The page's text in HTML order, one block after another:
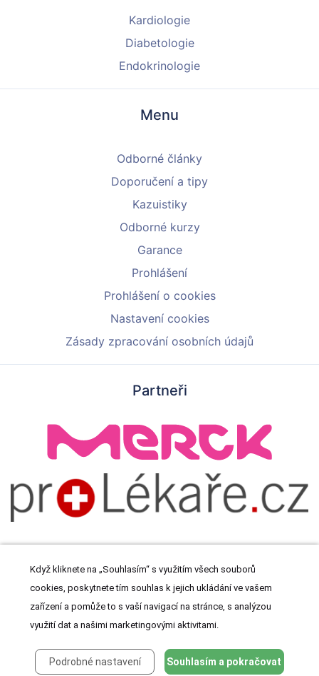
Kardiologie
Diabetologie
Endokrinologie
Menu
Odborné články
Doporučení a tipy
Kazuistiky
Odborné kurzy
Garance
Prohlášení
Prohlášení o cookies
Nastavení cookies
Zásady zpracování osobních údajů
Partneři
© 2026 Meditorial s.r.o. Všechna práva vyhrazena.
Když kliknete na „Souhlasím“ s využitím všech souborů
cookies, poskytnete tím souhlas k jejich ukládání ve vašem
zařízení a pomůže to s vaší navigací na stránce, s analýzou
využití dat a našimi marketingovými aktivitami.
Podrobné nastavení Souhlasím a pokračovat